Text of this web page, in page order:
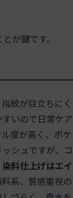
が鍵です。
紋が目立ちにく
いので日常ケア
度が高く、ポケ
シュですが、コ
染料仕上げはエイ
系、質感重視の